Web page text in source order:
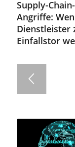
Supply-Chain-
Angriffe:
Dienstleister
Einfallstor